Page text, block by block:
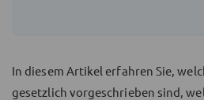
In diesem Artikel erfahren Sie,
gesetzlich vorgeschrieben sind,